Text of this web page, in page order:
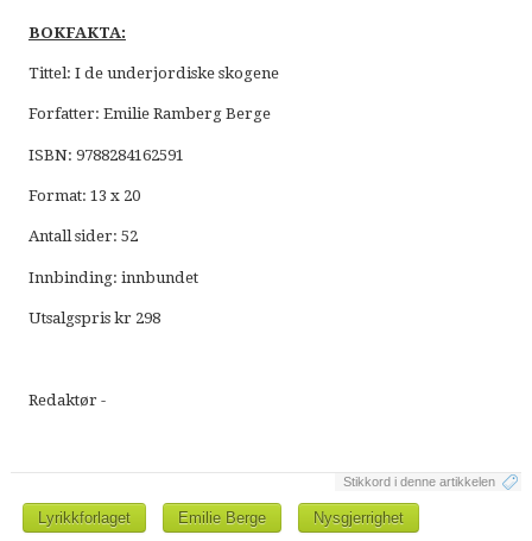
BOKFAKTA:
Tittel: I de underjordiske skogene
Forfatter: Emilie Ramberg Berge
ISBN: 9788284162591
Format: 13 x 20
Antall sider: 52
Innbinding: innbundet
Utsalgspris kr 298
Redaktør -
Stikkord i denne artikkelen
Lyrikkforlaget Emilie Berge Nysgjerrighet